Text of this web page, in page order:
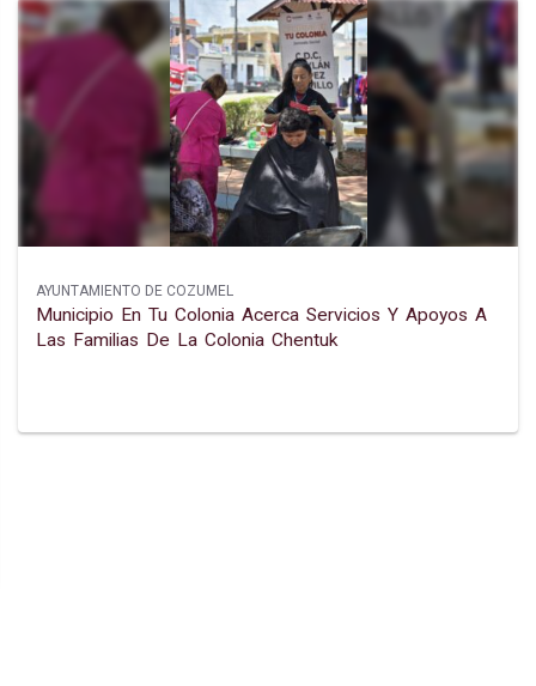
AYUNTAMIENTO DE COZUMEL
Municipio En Tu Colonia Acerca Servicios Y Apoyos A
Las Familias De La Colonia Chentuk